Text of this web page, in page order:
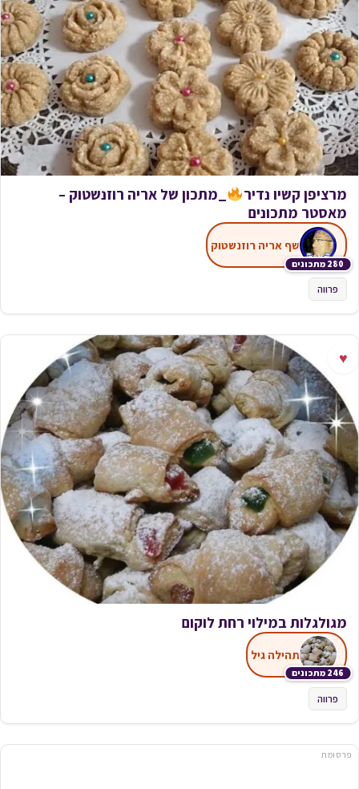
מרציפן קשיו נדיר
_מתכון של אריה רוזנשטוק –
מאסטר מתכונים
280 מתכונים
שף אריה רוזנשטוק
פרווה
♥
מגולגלות במילוי רחת לוקום
246 מתכונים
תהילה גיל
פרווה
פרסומת